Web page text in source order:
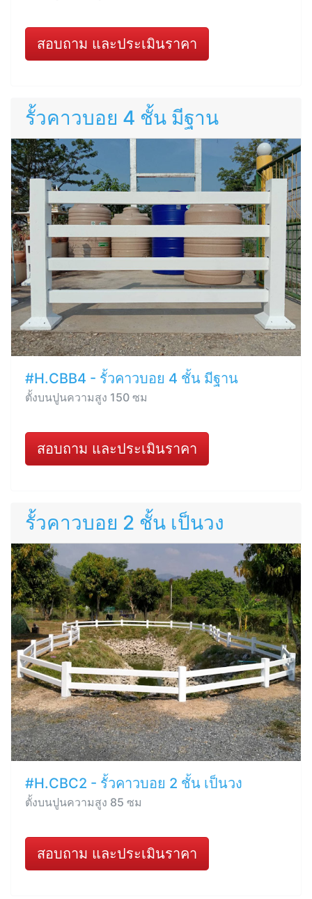
สอบถาม และประเมินราคา
รั้วคาวบอย 4 ชั้น มีฐาน
#H.CBB4 - รั้วคาวบอย 4 ชั้น มีฐาน
ตั้งบนปูนความสูง 150 ซม
สอบถาม และประเมินราคา
รั้วคาวบอย 2 ชั้น เป็นวง
#H.CBC2 - รั้วคาวบอย 2 ชั้น เป็นวง
ตั้งบนปูนความสูง 85 ซม
สอบถาม และประเมินราคา